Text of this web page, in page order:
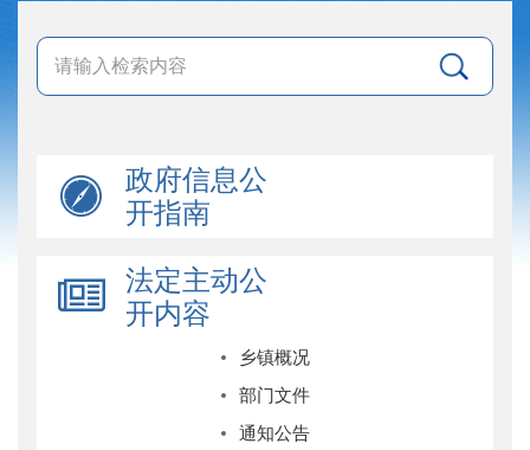
政府信息公
开指南
法定主动公
开内容
乡镇概况
部门文件
通知公告